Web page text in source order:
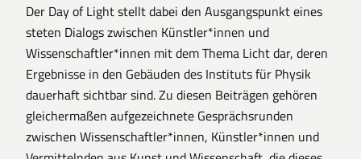
Der Day of Light stellt dabei den Ausgangspunkt eines
steten Dialogs zwischen Künstler*innen und
Wissenschaftler*innen mit dem Thema Licht dar, deren
Ergebnisse in den Gebäuden des Instituts für Physik
dauerhaft sichtbar sind. Zu diesen Beiträgen gehören
gleichermaßen aufgezeichnete Gesprächsrunden
zwischen Wissenschaftler*innen, Künstler*innen und